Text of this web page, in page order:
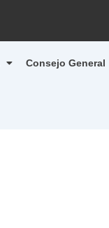
Consejo General